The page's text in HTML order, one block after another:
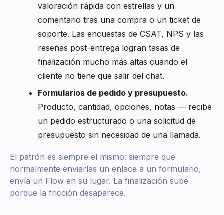
valoración rápida con estrellas y un
comentario tras una compra o un ticket de
soporte. Las encuestas de CSAT, NPS y las
reseñas post-entrega logran tasas de
finalización mucho más altas cuando el
cliente no tiene que salir del chat.
Formularios de pedido y presupuesto.
Producto, cantidad, opciones, notas — recibe
un pedido estructurado o una solicitud de
presupuesto sin necesidad de una llamada.
El patrón es siempre el mismo: siempre que
normalmente enviarías un enlace a un formulario,
envía un Flow en su lugar. La finalización sube
porque la fricción desaparece.